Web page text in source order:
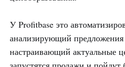
У Profitbase это
анализирующий
настраивающий актуальные